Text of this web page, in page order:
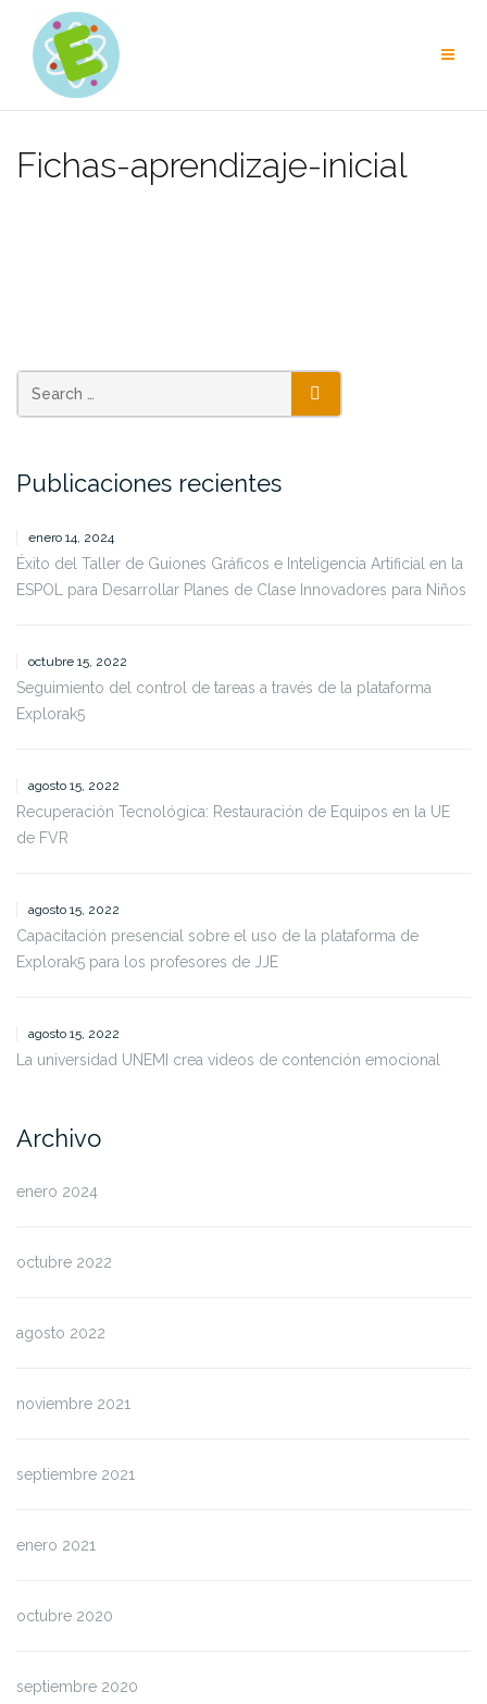
content
Fichas-aprendizaje-inicial
SEARCH
Publicaciones recientes
enero 14, 2024
Éxito del Taller de Guiones Gráficos e Inteligencia Artificial en la
ESPOL para Desarrollar Planes de Clase Innovadores para Niños
octubre 15, 2022
Seguimiento del control de tareas a través de la plataforma
Explorak5
agosto 15, 2022
Recuperación Tecnológica: Restauración de Equipos en la UE
de FVR
agosto 15, 2022
Capacitación presencial sobre el uso de la plataforma de
Explorak5 para los profesores de JJE
agosto 15, 2022
La universidad UNEMI crea videos de contención emocional
Archivo
enero 2024
octubre 2022
agosto 2022
noviembre 2021
septiembre 2021
enero 2021
octubre 2020
septiembre 2020